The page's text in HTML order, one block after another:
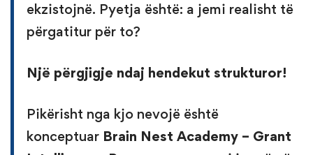
ekzistojnë. Pyetja është: a jemi realisht të
përgatitur për to?
Një përgjigje ndaj hendekut strukturor!
Pikërisht nga kjo nevojë është
konceptuar Brain Nest Academy – Grant